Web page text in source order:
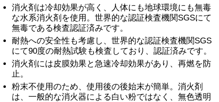
消火剤は冷却効果が高く、人体にも地球環境にも無毒
な水系消火剤を使用。世界的な認証検査機関SGSにて
無毒である検査認証済みです。
耐熱への安全性も考慮し、世界的な認証検査機関SGS
にて90度の耐熱試験も検査しており、認証済みです。
消火剤には皮膜効果と急速冷却効果があり、再燃を防
止。
粉末不使用のため、使用後の後始末が簡単。消火剤
は、一般的な消火器による白い粉ではなく、無色透明